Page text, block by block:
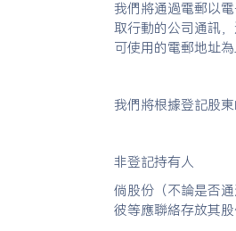
我們將通過電郵以
取行動的公司通訊
可使用的電郵地址為
我們將根據登記股
非登記持有人
倘股份（不論是否
彼等應聯絡存放其